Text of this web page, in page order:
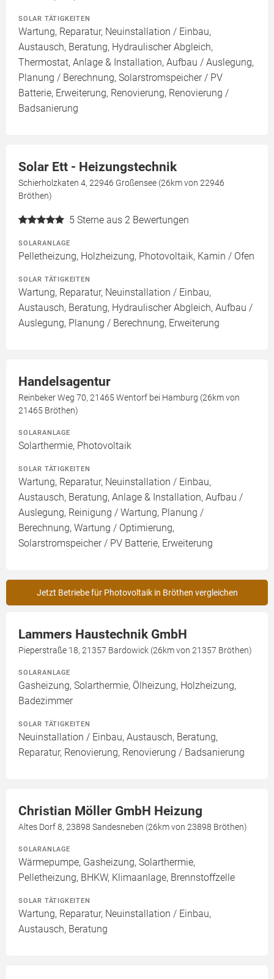
SOLAR TÄTIGKEITEN
Wartung, Reparatur, Neuinstallation / Einbau,
Austausch, Beratung, Hydraulischer Abgleich,
Thermostat, Anlage & Installation, Aufbau / Auslegung,
Planung / Berechnung, Solarstromspeicher / PV
Batterie, Erweiterung, Renovierung, Renovierung /
Badsanierung
Solar Ett - Heizungstechnik
Schierholzkaten 4, 22946 Großensee (26km von 22946
Bröthen)
5 Sterne aus 2 Bewertungen
SOLARANLAGE
Pelletheizung, Holzheizung, Photovoltaik, Kamin / Ofen
SOLAR TÄTIGKEITEN
Wartung, Reparatur, Neuinstallation / Einbau,
Austausch, Beratung, Hydraulischer Abgleich, Aufbau /
Auslegung, Planung / Berechnung, Erweiterung
Handelsagentur
Reinbeker Weg 70, 21465 Wentorf bei Hamburg (26km von
21465 Bröthen)
SOLARANLAGE
Solarthermie, Photovoltaik
SOLAR TÄTIGKEITEN
Wartung, Reparatur, Neuinstallation / Einbau,
Austausch, Beratung, Anlage & Installation, Aufbau /
Auslegung, Reinigung / Wartung, Planung /
Berechnung, Wartung / Optimierung,
Solarstromspeicher / PV Batterie, Erweiterung
Jetzt Betriebe für Photovoltaik in Bröthen vergleichen
Lammers Haustechnik GmbH
Pieperstraße 18, 21357 Bardowick (26km von 21357 Bröthen)
SOLARANLAGE
Gasheizung, Solarthermie, Ölheizung, Holzheizung,
Badezimmer
SOLAR TÄTIGKEITEN
Neuinstallation / Einbau, Austausch, Beratung,
Reparatur, Renovierung, Renovierung / Badsanierung
Christian Möller GmbH Heizung
Altes Dorf 8, 23898 Sandesneben (26km von 23898 Bröthen)
SOLARANLAGE
Wärmepumpe, Gasheizung, Solarthermie,
Pelletheizung, BHKW, Klimaanlage, Brennstoffzelle
SOLAR TÄTIGKEITEN
Wartung, Reparatur, Neuinstallation / Einbau,
Austausch, Beratung